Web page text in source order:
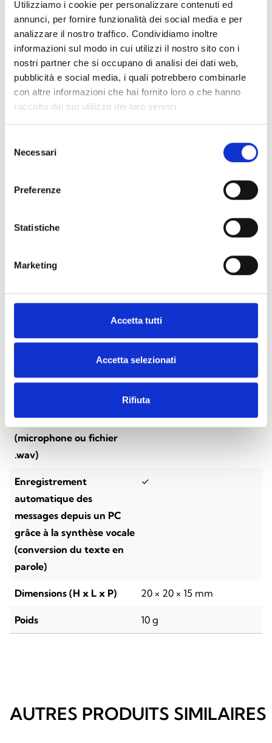
Utilizziamo i cookie per personalizzare contenuti ed
annunci, per fornire funzionalità dei social media e per
analizzare il nostro traffico. Condividiamo inoltre
informazioni sul modo in cui utilizzi il nostro sito con i
nostri partner che si occupano di analisi dei dati web,
pubblicità e social media, i quali potrebbero combinarle
con altre informazioni che hai fornito loro o che hanno
raccolto dal tuo utilizzo dei loro servizi.
delNecessari
Preferenze
Statistiche
Marketing
Accetta tutti
Accetta selezionati
Rifiuta
Boîte vocale : un message
pour chaque clavier
✓
Menu à guidage vocal
✓
personnalisable par
Enregistrement des
messages depuis les
claviers Joy/MAX
✓
messages depuis un PC
(microphone ou fichier
.wav)
✓
Enregistrement
automatique des
messages depuis un PC
grâce à la synthèse vocale
(conversion du texte en
parole)
✓
Dimensions (H x L x P) 20 × 20 × 15 mm
Poids 10 g
AUTRES PRODUITS SIMILAIRES